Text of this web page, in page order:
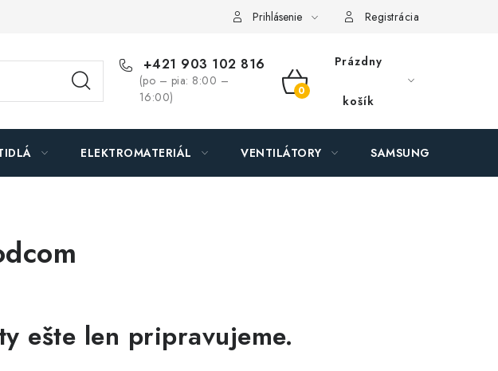
údajov O nás - MEGALED & JANTON Zákamenné Zľavy pre profíkov
Prihlásenie Registrácia
+421 903 102 816
(po – pia: 8:00 –
16:00)
NÁKUPNÝ
KOŠÍK
Prázdny
košík
ELEKTROMATERIÁL VENTILÁTORY SAMSUNG SVIETIDLÁ
ešte len pripravujeme.